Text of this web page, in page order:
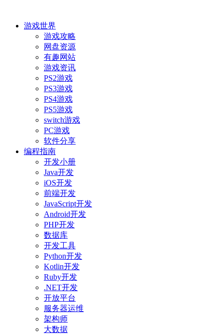
游戏世界
游戏攻略
网盘资源
有趣网站
游戏资讯
PS2游戏
PS3游戏
PS4游戏
PS5游戏
switch游戏
PC游戏
软件分享
编程指南
开发小册
Java开发
iOS开发
前端开发
JavaScript开发
Android开发
PHP开发
数据库
开发工具
Python开发
Kotlin开发
Ruby开发
.NET开发
开放平台
服务器运维
架构师
大数据